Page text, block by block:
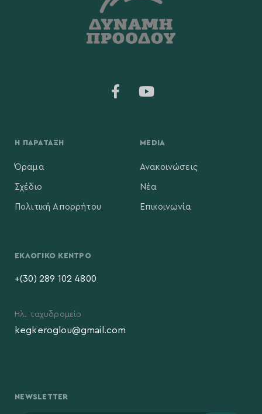
Η ΠΑΡΆΤΑΞΗ
Όραμα
Σχέδιο
Πολιτική Απορρήτου
MEDIA
Ανακοινώσεις
Νέα
Επικοινωνία
ΕΚΛΟΓΙΚΌ ΚΈΝΤΡΟ
+(30) 289 102 4800
Ηλ. ταχυδρομείο
kegkeroglou@gmail.com
NEWSLETTER